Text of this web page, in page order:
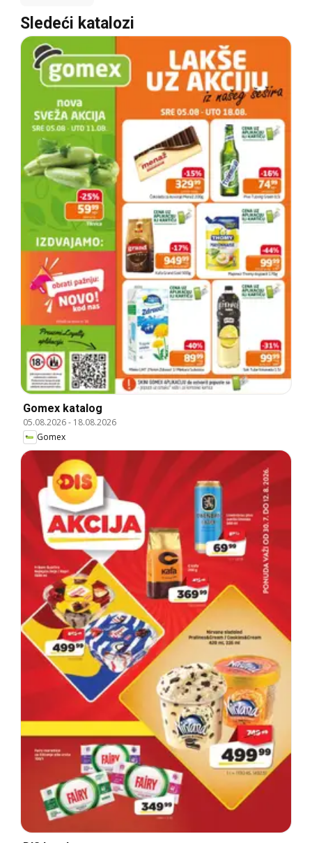
Sledeći katalozi
Gomex katalog
05.08.2026- 18.08.2026
Gomex